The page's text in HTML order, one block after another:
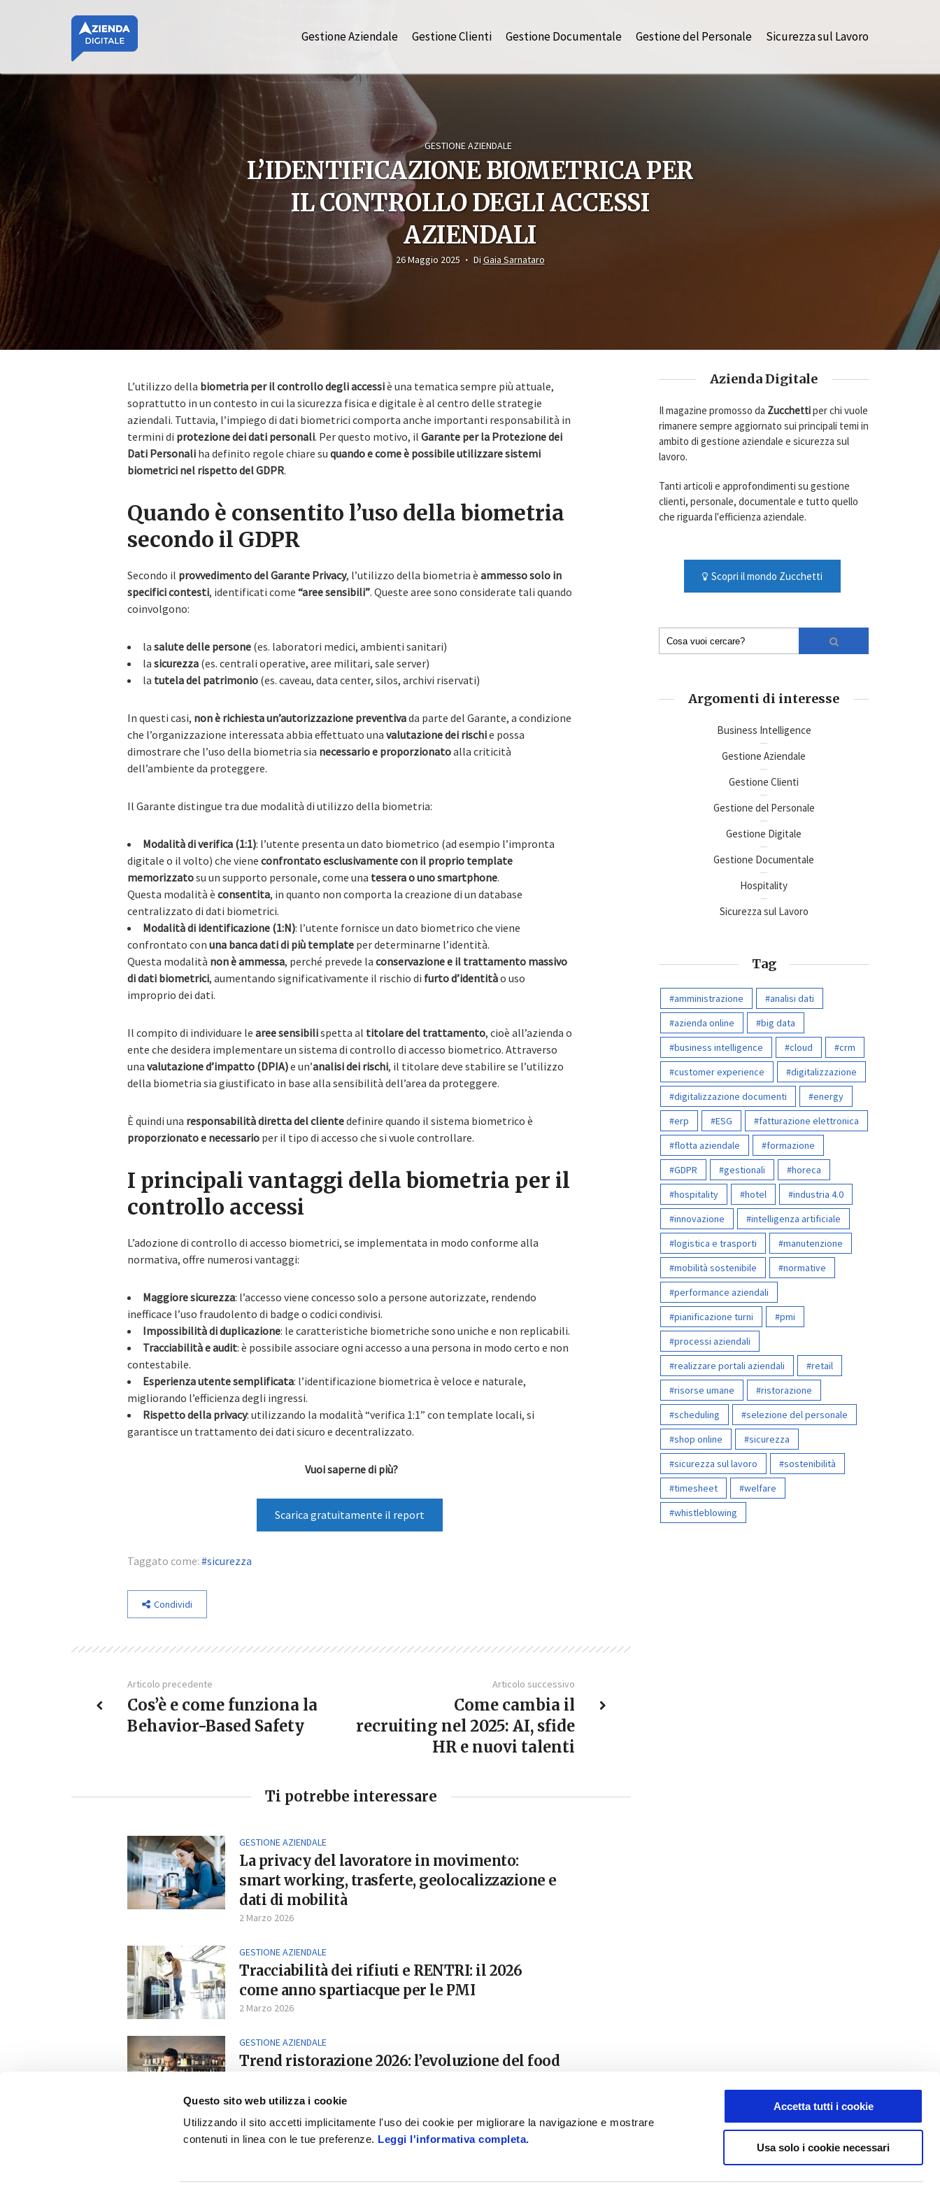
Questo sito web utilizza i cookie
Utilizzando il sito accetti implicitamente l'uso dei cookie per migliorare la navigazione e mostrare
contenuti in linea con le tue preferenze. Leggi l'informativa completa.
Accetta tutti i cookie
Usa solo i cookie necessari
Gestione Aziendale Gestione Clienti Gestione Documentale Gestione del Personale Sicurezza sul Lavoro
GESTIONE AZIENDALE
L’IDENTIFICAZIONE BIOMETRICA PER
IL CONTROLLO DEGLI ACCESSI
AZIENDALI
26 Maggio 2025 Di Gaia Sarnataro
L’utilizzo della biometria per il controllo degli accessiè una tematica sempre più attuale,
soprattutto in un contesto in cui la sicurezza fisica e digitale è al centro delle strategie
aziendali. Tuttavia, l’impiego di dati biometrici comporta anche importanti responsabilità in
termini di protezione dei dati personali. Per questo motivo, il Garante per la Protezione dei
Dati Personali ha definito regole chiare su quando e come è possibile utilizzare sistemi
biometrici nel rispetto del GDPR.
Quando è consentito l’uso della biometria
secondo il GDPR
Secondo il provvedimento del Garante Privacy, l’utilizzo della biometria è ammesso solo in
specifici contesti, identificati come “aree sensibili”. Queste aree sono considerate tali quando
coinvolgono:
la salute delle persone (es. laboratori medici, ambienti sanitari)
la sicurezza (es. centrali operative, aree militari, sale server)
la tutela del patrimonio (es. caveau, data center, silos, archivi riservati)
In questi casi, non è richiesta un’autorizzazione preventivada parte del Garante, a condizione
che l’organizzazione interessata abbia effettuato una valutazione dei rischie possa
dimostrare che l’uso della biometria sia necessario e proporzionatoalla criticità
dell’ambiente da proteggere.
Il Garante distingue tra due modalità di utilizzo della biometria:
Modalità di verifica (1:1): l’utente presenta un dato biometrico (ad esempio l’impronta
digitale o il volto) che viene confrontato esclusivamente con il proprio template
memorizzatosu un supporto personale, come una tessera o uno smartphone.
Questa modalità è consentita, in quanto non comporta la creazione di un database
centralizzato di dati biometrici.
Modalità di identificazione (1:N): l’utente fornisce un dato biometrico che viene
confrontato con una banca dati di più template per determinarne l’identità.
Questa modalità non è ammessa, perché prevede la conservazione e il trattamento massivo
di dati biometrici, aumentando significativamente il rischio di furto d’identitào uso
improprio dei dati.
Il compito di individuare le aree sensibilispetta al titolare del trattamento, cioè all’azienda o
ente che desidera implementare un sistema di controllo di accesso biometrico. Attraverso
una valutazione d’impatto (DPIA)e un’analisi dei rischi, il titolare deve stabilire se l’utilizzo
della biometria sia giustificato in base alla sensibilità dell’area da proteggere.
È quindi una responsabilità diretta del clientedefinire quando il sistema biometrico è
proporzionato e necessario per il tipo di accesso che si vuole controllare.
I principali vantaggi della biometria per il
controllo accessi
L’adozione di controllo di accesso biometrici, se implementata in modo conforme alla
normativa, offre numerosi vantaggi:
Maggiore sicurezza: l’accesso viene concesso solo a persone autorizzate, rendendo
inefficace l’uso fraudolento di badge o codici condivisi.
Impossibilità di duplicazione: le caratteristiche biometriche sono uniche e non replicabili.
Tracciabilità e audit: è possibile associare ogni accesso a una persona in modo certo e non
contestabile.
Esperienza utente semplificata: l’identificazione biometrica è veloce e naturale,
migliorando l’efficienza degli ingressi.
Rispetto della privacy: utilizzando la modalità “verifica 1:1” con template locali, si
garantisce un trattamento dei dati sicuro e decentralizzato.
Vuoi saperne di più?
Scarica gratuitamente il report
Taggato come: sicurezza
Condividi
Articolo precedente
Cos’è e come funziona la
Behavior-Based Safety
Articolo successivo
Come cambia il
recruiting nel 2025: AI, sfide
HR e nuovi talenti
Ti potrebbe interessare
GESTIONE AZIENDALE
La privacy del lavoratore in movimento:
smart working, trasferte, geolocalizzazione e
dati di mobilità
2 Marzo 2026
GESTIONE AZIENDALE
Tracciabilità dei rifiuti e RENTRI: il 2026
come anno spartiacque per le PMI
2 Marzo 2026
GESTIONE AZIENDALE
Trend ristorazione 2026: l’evoluzione del food
27 Gennaio 2026
Azienda Digitale
Il magazine promosso da Zucchettiper chi vuole
rimanere sempre aggiornato sui principali temi in
ambito di gestione aziendale e sicurezza sul
lavoro.
Tanti articoli e approfondimenti su gestione
clienti, personale, documentale e tutto quello
che riguarda l'efficienza aziendale.
Scopri il mondo Zucchetti
Argomenti di interesse
Business Intelligence
Gestione Aziendale
Gestione Clienti
Gestione del Personale
Gestione Digitale
Gestione Documentale
Hospitality
Sicurezza sul Lavoro
Tag
amministrazione
analisi dati
azienda online
big data
business intelligence
cloud
crm
customer experience
digitalizzazione
digitalizzazione documenti
energy
erp
ESG
fatturazione elettronica
flotta aziendale
formazione
GDPR
gestionali
horeca
hospitality
hotel
industria 4.0
innovazione
intelligenza artificiale
logistica e trasporti
manutenzione
mobilità sostenibile
normative
performance aziendali
pianificazione turni
pmi
processi aziendali
realizzare portali aziendali
retail
risorse umane
ristorazione
scheduling
selezione del personale
shop online
sicurezza
sicurezza sul lavoro
sostenibilità
timesheet
welfare
whistleblowing